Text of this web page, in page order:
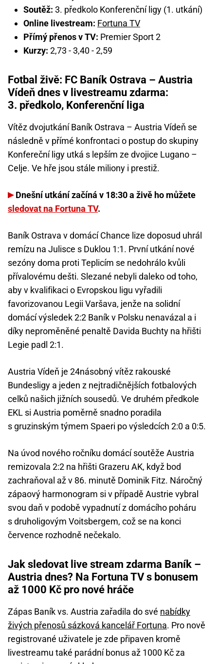
Soutěž: 3. předkolo Konferenční ligy (1. utkání)
Online livestream: Fortuna TV
Přímý přenos v TV: Premier Sport 2
Kurzy: 2,73 - 3,40 - 2,59
Fotbal živě: FC Baník Ostrava – Austria
Vídeň dnes v livestreamu zdarma:
3. předkolo, Konferenční liga
Vítěz dvojutkání Baník Ostrava – Austria Vídeň se
následně v přímé konfrontaci o postup do skupiny
Konfereční ligy utká s lepším ze dvojice Lugano –
Celje. Ve hře jsou stále miliony i prestiž.
Dnešní utkání začíná v 18:30 a živě ho můžete
sledovat na Fortuna TV.
Baník Ostrava v domácí Chance lize doposud uhrál
remízu na Julisce s Duklou 1:1. První utkání nové
sezóny doma proti Teplicím se nedohrálo kvůli
přívalovému dešti. Slezané nebyli daleko od toho,
aby v kvalifikaci o Evropskou ligu vyřadili
favorizovanou Legii Varšava, jenže na solidní
domácí výsledek 2:2 Baník v Polsku nenavázal a i
díky neproměněné penaltě Davida Buchty na hřišti
Legie padl 2:1.
Austria Vídeň je 24násobný vítěz rakouské
Bundesligy a jeden z nejtradičnějších fotbalových
celků našich jižních sousedů. Ve druhém předkole
EKL si Austria poměrně snadno poradila
s gruzinským týmem Spaeri po výsledcích 2:0 a 0:5.
Na úvod nového ročníku domácí soutěže Austria
remizovala 2:2 na hřišti Grazeru AK, když bod
zachraňoval až v 86. minutě Dominik Fitz. Náročný
zápaový harmonogram si v případě Austrie vybral
svou daň v podobě vypadnutí z domácího poháru
s druholigovým Voitsbergem, což se na konci
července rozhodně nečekalo.
Jak sledovat live stream zdarma Baník –
Austria dnes? Na Fortuna TV s bonusem
až 1000 Kč pro nové hráče
Zápas Baník vs. Austria zařadila do své nabídky
živých přenosů sázková kancelář Fortuna. Pro nově
registrované uživatele je zde připaven kromě
livestreamu také parádní bonus až 1000 Kč za